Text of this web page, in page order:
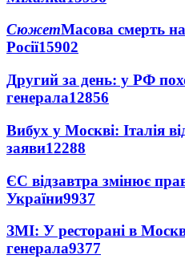
СюжетМасова смерть
Росії15902
Другий за день: у РФ
генерала12856
Вибух у Москві: Італія
заяви12288
ЄС відзавтра змінює
України9937
ЗМІ: У ресторані в
генерала9377